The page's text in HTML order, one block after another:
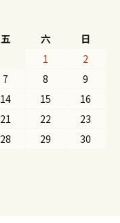
五 六
日
1
2
7 8
9
14 15
16
21 22
23
28 29
30